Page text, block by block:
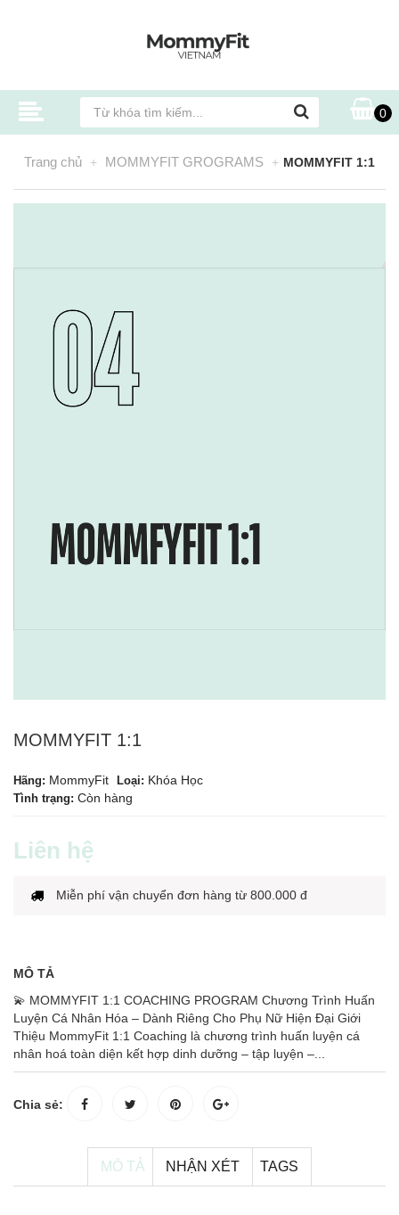
0
Trang chủ MOMMYFIT GROGRAMS MOMMYFIT 1:1
MOMMYFIT 1:1
Hãng: MommyFit Loại: Khóa Học
Tình trạng: Còn hàng
Liên hệ
Miễn phí vận chuyển đơn hàng từ 800.000 đ
MÔ TẢ
💫 MOMMYFIT 1:1 COACHING PROGRAM Chương Trình Huấn
Luyện Cá Nhân Hóa – Dành Riêng Cho Phụ Nữ Hiện Đại Giới
Thiệu MommyFit 1:1 Coaching là chương trình huấn luyện cá
nhân hoá toàn diện kết hợp dinh dưỡng – tập luyện –...
Chia sẻ:
MÔ TẢ NHẬN XÉT TAGS